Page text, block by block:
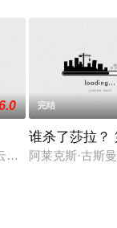
剧情信息可移步至
解。
》（《Hinterland》
完结
谁杀了莎拉？
阿莱克斯·古斯